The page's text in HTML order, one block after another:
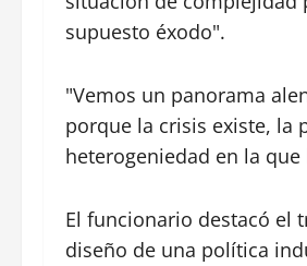
supuesto éxodo".
"Vemos un panorama
porque la crisis existe, la
heterogeniedad en la
El funcionario destacó el
diseño de una política